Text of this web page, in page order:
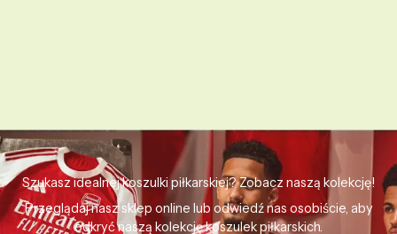
Szukasz idealnej koszulki piłkarskiej? Zobacz naszą kolekcję!
Przeglądaj nasz sklep online lub odwiedź nas osobiście, aby
odkryć naszą kolekcję koszulek piłkarskich.